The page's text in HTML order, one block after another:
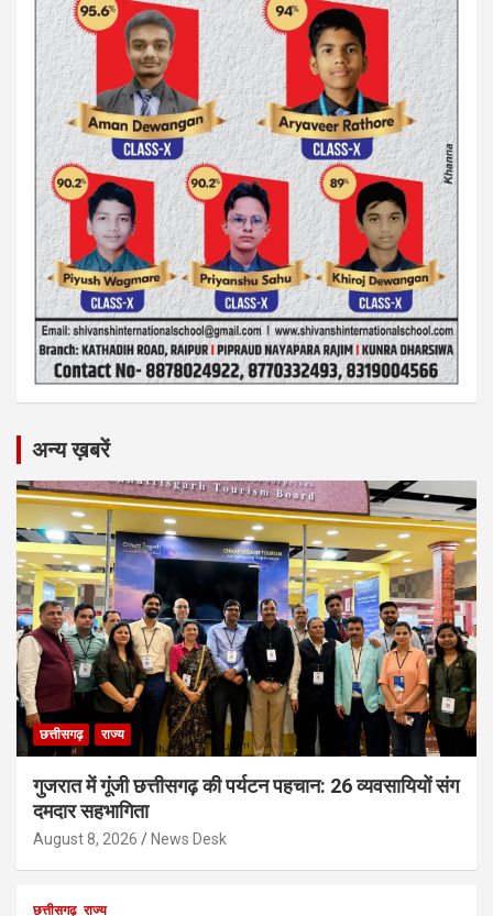
अन्य ख़बरें
छत्तीसगढ़ राज्य
गुजरात में गूंजी छत्तीसगढ़ की पर्यटन पहचान: 26 व्यवसायियों संग
दमदार सहभागिता
August 8, 2026 News Desk
छत्तीसगढ़ राज्य